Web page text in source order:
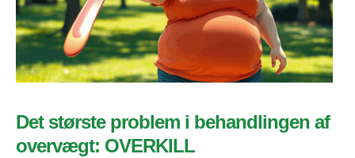
Det største problem i behandlingen af
overvægt: OVERKILL